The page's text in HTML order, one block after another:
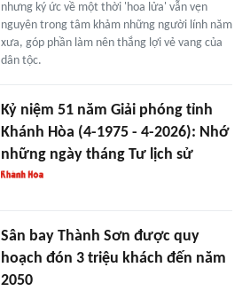
nhưng ký ức về một thời 'hoa lửa' vẫn vẹn
nguyên trong tâm khảm những người lính năm
xưa, góp phần làm nên thắng lợi vẻ vang của
dân tộc.
Kỷ niệm 51 năm Giải phóng tỉnh
Khánh Hòa (4-1975 - 4-2026): Nhớ
những ngày tháng Tư lịch sử
Sân bay Thành Sơn được quy
hoạch đón 3 triệu khách đến năm
2050